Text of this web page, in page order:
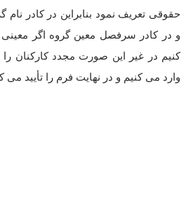
حقوقی تعریف نمود بنابراین در کادر نام
و در کادر سرفصل معین گروه اگر
کنیم در غیر این صورت مجدد کارکنان
وارد می کنیم و در نهایت فرم را تأیید می